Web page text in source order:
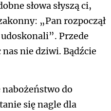
słowa słyszą ci,
„Pan rozpoczął
Przede
nie dziwi. Bądźcie
nabożeństwo do
się nagle dla